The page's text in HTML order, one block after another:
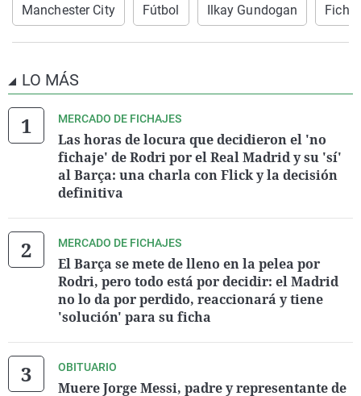
Manchester City Fútbol Ilkay Gundogan
LO MÁS
MERCADO DE FICHAJES
Las horas de locura que decidieron el 'no
fichaje' de Rodri por el Real Madrid y su 'sí'
al Barça: una charla con Flick y la decisión
definitiva
MERCADO DE FICHAJES
El Barça se mete de lleno en la pelea por
Rodri, pero todo está por decidir: el Madrid
no lo da por perdido, reaccionará y tiene
'solución' para su ficha
OBITUARIO
Muere Jorge Messi, padre y representante de